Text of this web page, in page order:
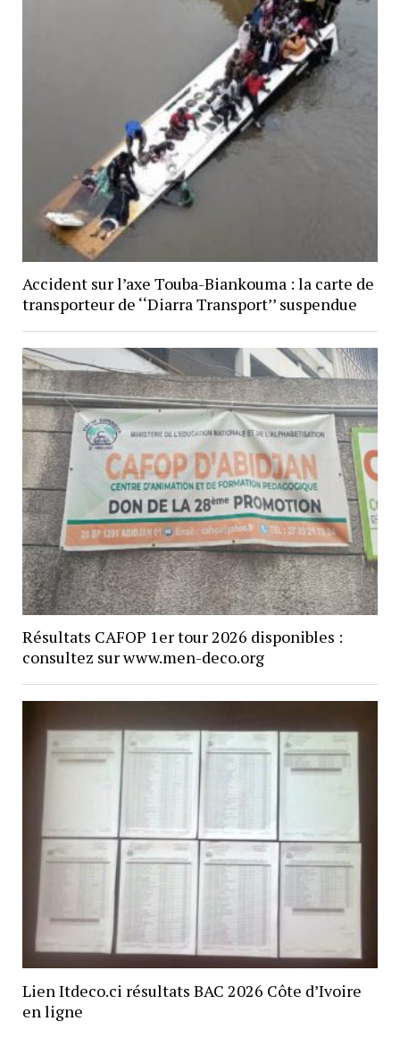
Accident sur l’axe Touba-Biankouma : la carte de
transporteur de ‘‘Diarra Transport’’ suspendue
Résultats CAFOP 1er tour 2026 disponibles :
consultez sur www.men-deco.org
Lien Itdeco.ci résultats BAC 2026 Côte d’Ivoire
en ligne